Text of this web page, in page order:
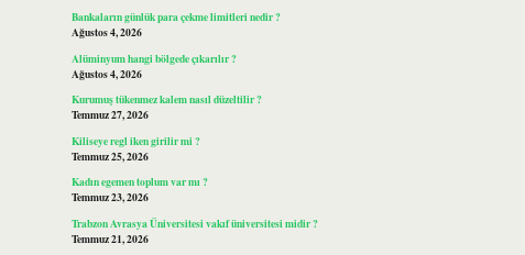
Bankaların günlük para çekme limitleri nedir ?
Ağustos 4, 2026
Alüminyum hangi bölgede çıkarılır ?
Ağustos 4, 2026
Kurumuş tükenmez kalem nasıl düzeltilir ?
Temmuz 27, 2026
Kiliseye regl iken girilir mi ?
Temmuz 25, 2026
Kadın egemen toplum var mı ?
Temmuz 23, 2026
Trabzon Avrasya Üniversitesi vakıf üniversitesi midir ?
Temmuz 21, 2026